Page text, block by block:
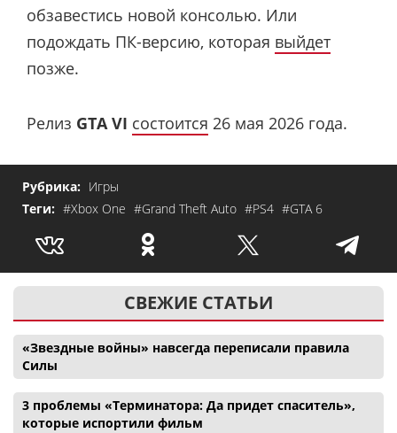
обзавестись новой консолью. Или
подождать ПК-версию, которая выйдет
позже.
Релиз GTA VI состоится 26 мая 2026 года.
Рубрика: Игры
Теги: #Xbox One #Grand Theft Auto #PS4 #GTA 6
СВЕЖИЕ СТАТЬИ
«Звездные войны» навсегда переписали правила
Силы
3 проблемы «Терминатора: Да придет спаситель»,
которые испортили фильм